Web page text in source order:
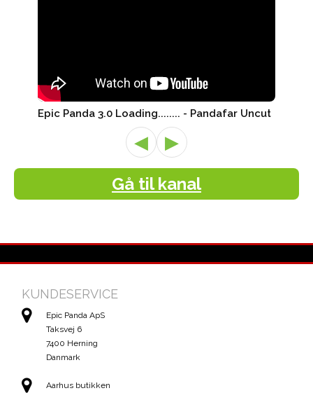
Epic Panda 3.0 Loading........ - Pandafar Uncut
◀ ▶
Gå til kanal
KUNDESERVICE
Epic Panda ApS
Taksvej 6
7400 Herning
Danmark
Aarhus butikken